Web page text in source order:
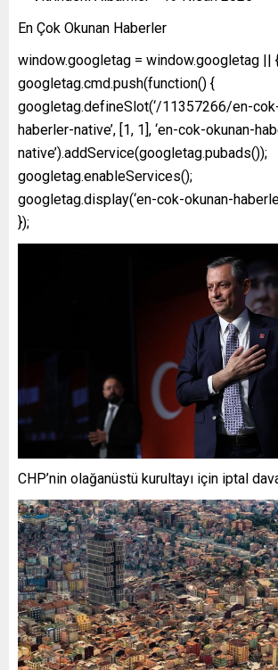
En Çok Okunan Haberler
window.googletag = window.googletag ||
googletag.cmd.push(function() {
googletag.defineSlot(‘/11357266/en-
haberler-native’, [1, 1], ‘en-cok-okunan-
native’).addService(googletag.pubads());
googletag.enableServices();
googletag.display(‘en-cok-okunan-
});
CHP’nin olağanüstü kurultayı için iptal